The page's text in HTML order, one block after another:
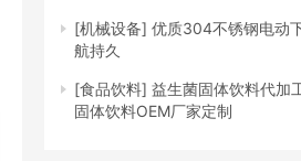
[机械设备] 优质304不锈钢电动
航持久
[食品饮料] 益生菌固体饮料代加
固体饮料OEM厂家定制